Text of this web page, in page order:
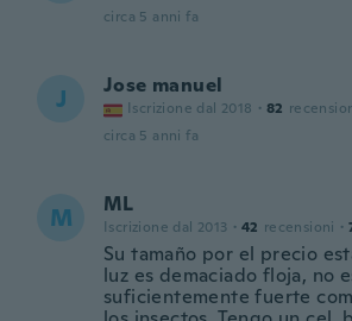
circa 5 anni fa
J Jose manuel
Iscrizione dal 2018 · 82
circa 5 anni fa
M ML
Iscrizione dal 2013 · 42 recensioni ·
Su tamaño por el precio
luz es demaciado floja, no
suficientemente fuerte